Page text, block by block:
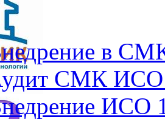
в
СМК ИСО
ИСО